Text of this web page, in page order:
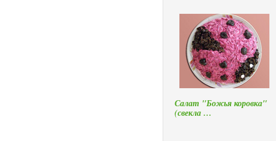
Салат "Божья коровка"
(свекла …